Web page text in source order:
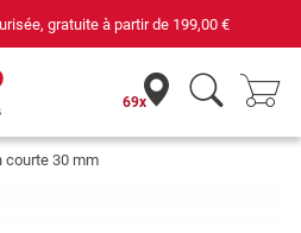
partir de199,00 €
69x
courte 30 mm